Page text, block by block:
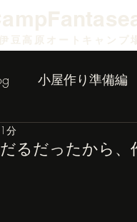
豆高原オートキャンプ場
小屋作り準備編
るだったから、
分